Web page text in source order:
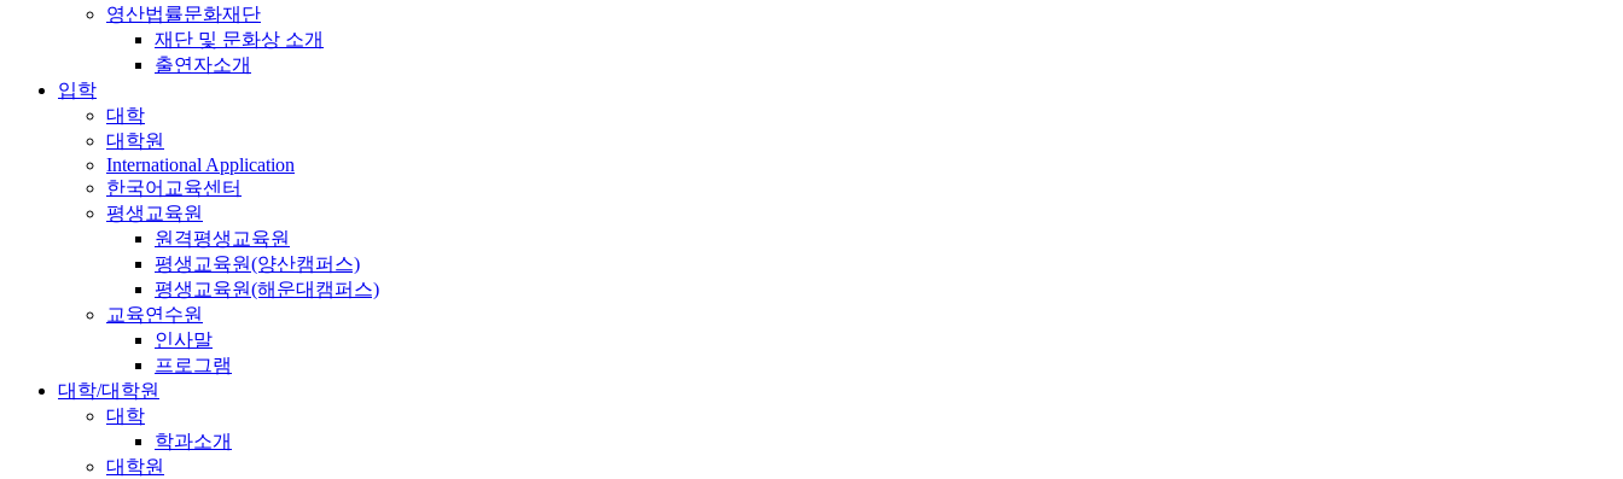
영산법률문화재단
재단 및 문화상 소개
출연자소개
입학
대학
대학원
International Application
한국어교육센터
평생교육원
원격평생교육원
평생교육원(양산캠퍼스)
평생교육원(해운대캠퍼스)
교육연수원
인사말
프로그램
대학/대학원
대학
학과소개
대학원